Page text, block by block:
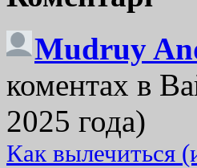
Mudruy
коментах в
2025 года)
Как вылечиться